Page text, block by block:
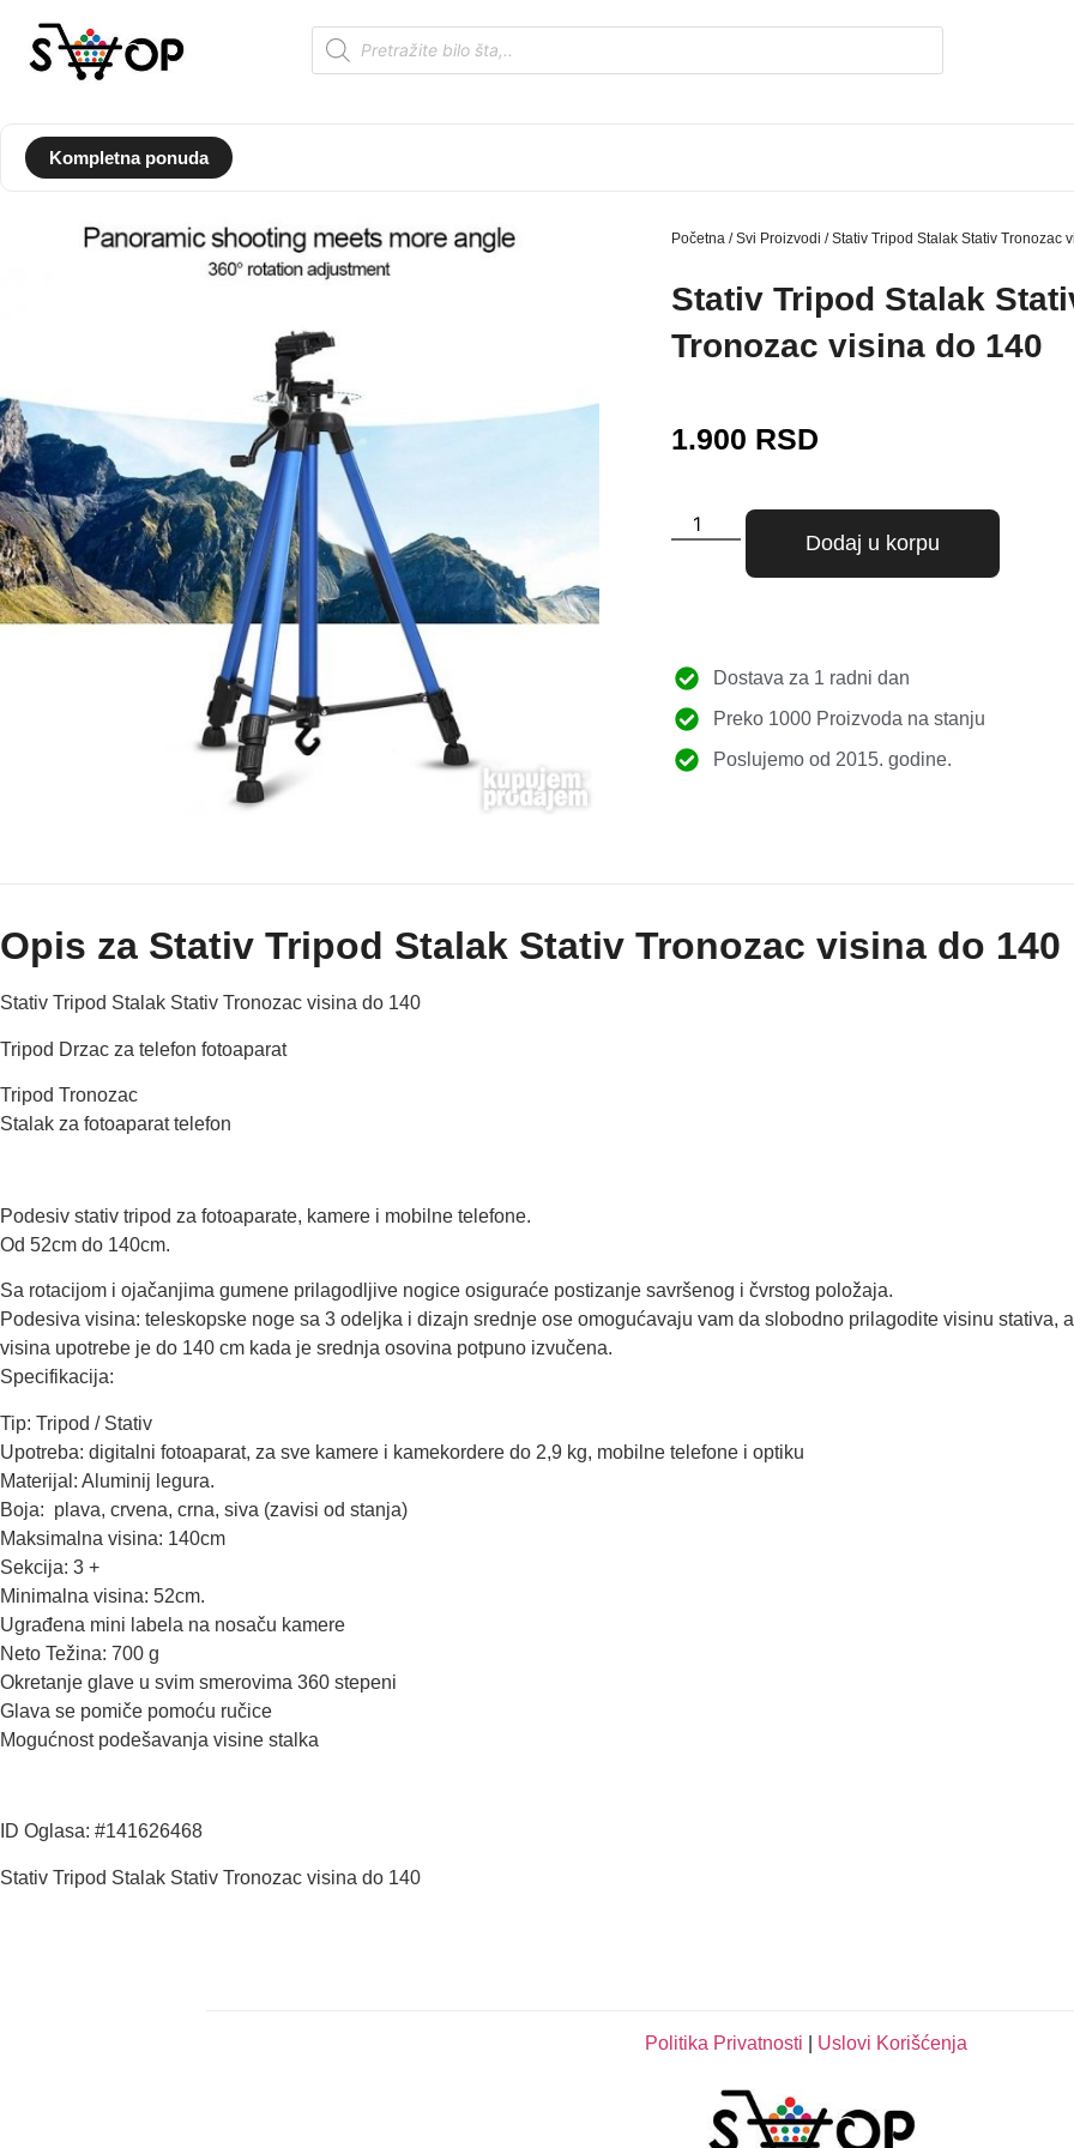
Kompletna ponuda
Početna /Svi Proizvodi / Stativ Tripod Stalak Stativ Tronozac
Stativ Tripod Stalak
Tronozac visina do 140
1.900 RSD
Dodaj u korpu
Dostava za 1 radni dan
Preko 1000 Proizvoda na stanju
Poslujemo od 2015. godine.
Opis za Stativ Tripod Stalak Stativ Tronozac visina do 140
Stativ Tripod Stalak Stativ Tronozac visina do 140
Tripod Drzac za telefon fotoaparat
Tripod Tronozac
Stalak za fotoaparat telefon
Podesiv stativ tripod za fotoaparate, kamere i mobilne telefone.
Od 52cm do 140cm.
Sa rotacijom i ojačanjima gumene prilagodljive nogice osiguraće postizanje savršenog i čvrstog položaja.
Podesiva visina: teleskopske noge sa 3 odeljka i dizajn srednje ose omogućavaju vam da slobodno prilagodite visinu stativa,
visina upotrebe je do 140 cm kada je srednja osovina potpuno izvučena.
Specifikacija:
Tip: Tripod / Stativ
Upotreba: digitalni fotoaparat, za sve kamere i kamekordere do 2,9 kg, mobilne telefone i optiku
Materijal: Aluminij legura.
Boja: plava, crvena, crna, siva (zavisi od stanja)
Maksimalna visina: 140cm
Sekcija: 3 +
Minimalna visina: 52cm.
Ugrađena mini labela na nosaču kamere
Neto Težina: 700 g
Okretanje glave u svim smerovima 360 stepeni
Glava se pomiče pomoću ručice
Mogućnost podešavanja visine stalka
ID Oglasa: #141626468
Stativ Tripod Stalak Stativ Tronozac visina do 140
Politika Privatnosti Uslovi Korišćenja